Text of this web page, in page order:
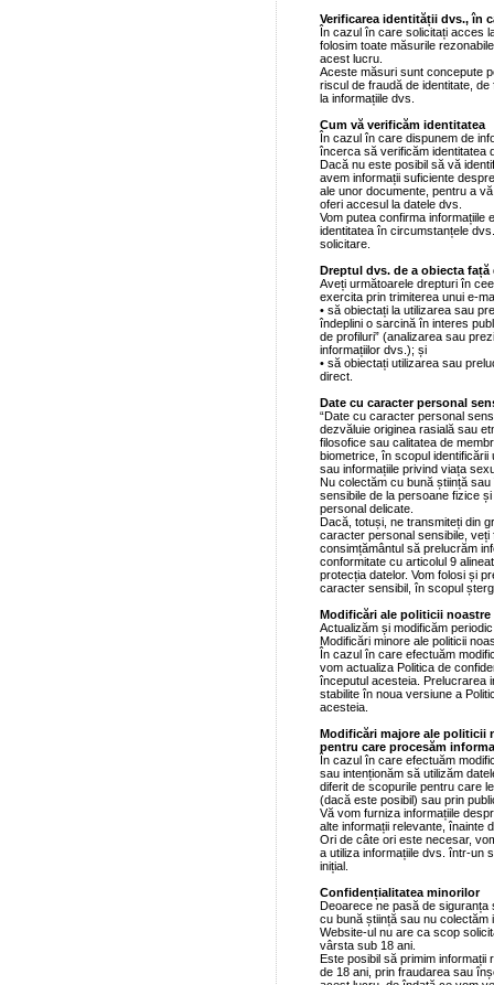
Verificarea identității dvs., în
În cazul în care solicitați acces
folosim toate măsurile
acest lucru.
Aceste măsuri sunt concepute
riscul de fraudă de identitate,
la informațiile dvs.
Cum vă verificăm identitatea
În cazul în care dispunem de
încerca să verificăm identitatea
Dacă nu este posibil să vă
avem informații suficiente
ale unor documente, pentru a
oferi accesul la datele dvs.
Vom putea confirma
identitatea în circumstanțele
solicitare.
Dreptul dvs. de a obiecta
Aveți următoarele drepturi în
exercita prin trimiterea unui e-
• să obiectați la utilizarea sau
îndeplini o sarcină în interes
de profiluri” (analizarea sau
informațiilor dvs.); și
• să obiectați utilizarea sau
direct.
Date cu caracter personal
“Date cu caracter personal
dezvăluie originea rasială sau
filosofice sau calitatea de
biometrice, în scopul identificării
sau informațiile privind viața
Nu colectăm cu bună știință
sensibile de la persoane fizice
personal delicate.
Dacă, totuși, ne transmiteți din
caracter personal sensibile,
consimțământul să prelucrăm
conformitate cu articolul 9
protecția datelor. Vom folosi și
caracter sensibil, în scopul
Modificări ale politicii
Actualizăm și modificăm
Modificări minore ale politicii
În cazul în care efectuăm
vom actualiza Politica de
începutul acesteia. Prelucrarea
stabilite în noua versiune a
acesteia.
Modificări majore ale politicii
pentru care procesăm
În cazul în care efectuăm
sau intenționăm să utilizăm
diferit de scopurile pentru care
(dacă este posibil) sau prin
Vă vom furniza informațiile
alte informații relevante, înainte
Ori de câte ori este necesar,
a utiliza informațiile dvs. într-un
inițial.
Confidențialitatea minorilor
Deoarece ne pasă de siguranța
cu bună știință sau nu
Website-ul nu are ca scop
vârsta sub 18 ani.
Este posibil să primim
de 18 ani, prin fraudarea sau